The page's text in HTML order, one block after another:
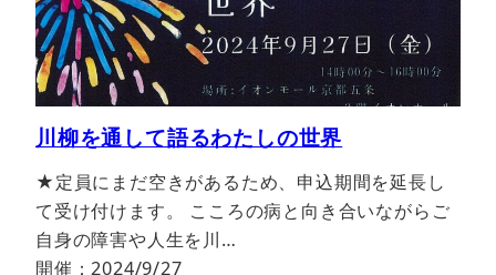
川柳を通して語るわたしの世界
★定員にまだ空きがあるため、申込期間を延長し
て受け付けます。 こころの病と向き合いながらご
自身の障害や人生を川…
開催：2024/9/27